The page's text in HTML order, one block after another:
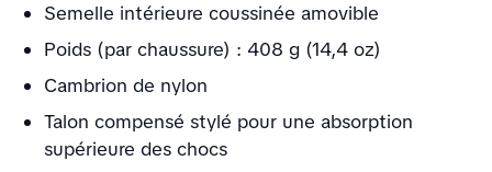
Semelle intérieure coussinée amovible
Poids (par chaussure) : 408 g (14,4 oz)
Cambrion de nylon
Talon compensé stylé pour une absorption
supérieure des chocs